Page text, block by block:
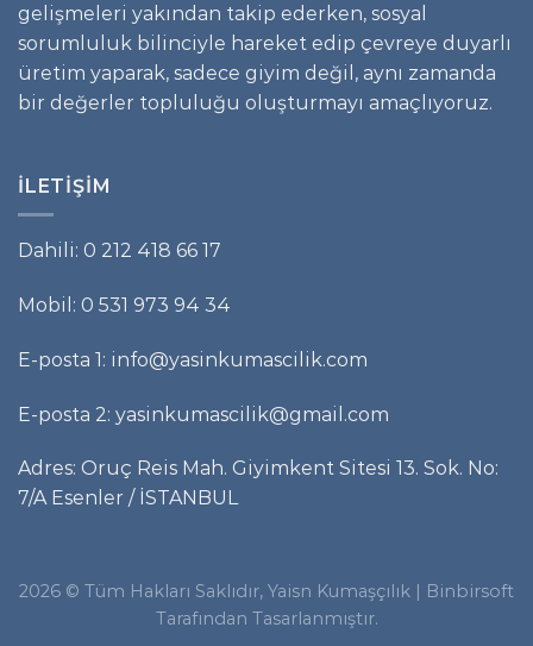
gelişmeleri yakından takip ederken, sosyal
sorumluluk bilinciyle hareket edip çevreye duyarlı
üretim yaparak, sadece giyim değil, aynı zamanda
bir değerler topluluğu oluşturmayı amaçlıyoruz.
İLETIŞIM
Dahili: 0 212 418 66 17
Mobil: 0 531 973 94 34
E-posta 1: info@yasinkumascilik.com
E-posta 2: yasinkumascilik@gmail.com
Adres: Oruç Reis Mah. Giyimkent Sitesi 13. Sok. No:
7/A Esenler / İSTANBUL
2026 © Tüm Hakları Saklıdır, Yaisn Kumaşçılık | Binbirsoft
Tarafından Tasarlanmıştır.